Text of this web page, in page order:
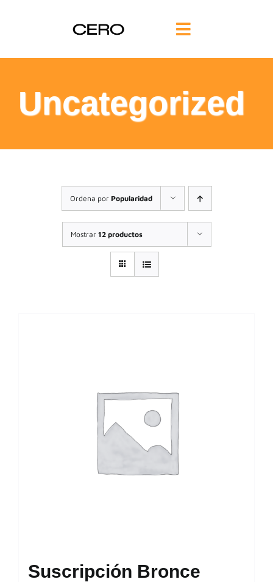
Toggle
Navigation
FILOSOFÍA
TE AYUDAMOS
FORMACIÓN
COMUNIDAD
Uncategorized
Ordena por Popularidad
Mostrar 12 productos
Suscripción Bronce